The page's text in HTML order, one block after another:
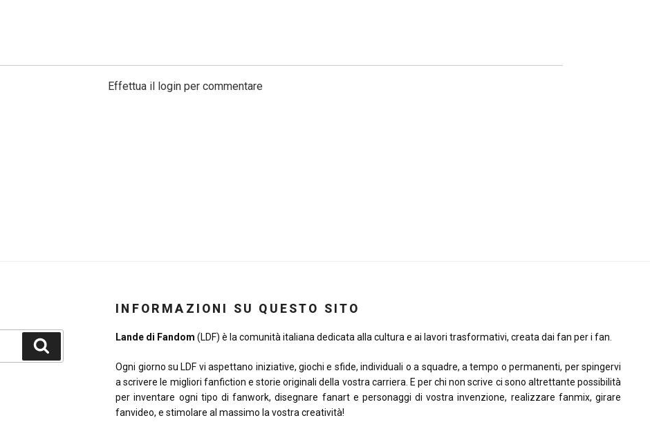
Effettua il login per commentare
INFORMAZIONI SU QUESTO SITO
Lande di Fandom (LDF) è la comunità italiana dedicata alla cultura e ai lavori trasformativi, creata dai fan per i fan.
Ogni giorno su LDF vi aspettano iniziative, giochi e sfide, individuali o a squadre, a tempo o permanenti, per spingervi
a scrivere le migliori fanfiction e storie originali della vostra carriera. E per chi non scrive ci sono altrettante possibilità
per inventare ogni tipo di fanwork, disegnare fanart e personaggi di vostra invenzione, realizzare fanmix, girare
fanvideo, e stimolare al massimo la vostra creatività!